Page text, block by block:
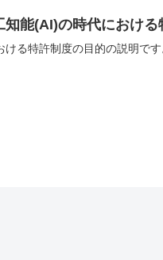
知能(AI)の時代におけ
る特許制度の目的の説明です